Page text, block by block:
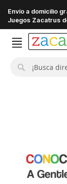
Envío a domicilio
Juegos Zacatrus
imágenes